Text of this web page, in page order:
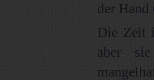
der Hand
Die Zeit
aber